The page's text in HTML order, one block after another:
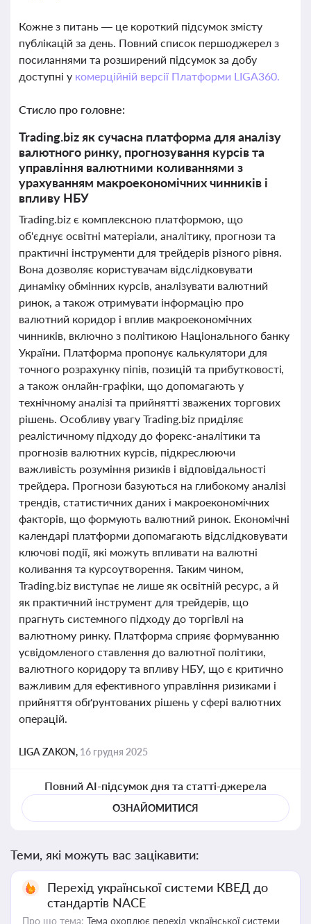
Кожне з питань — це короткий підсумок змісту
публікацій за день. Повний список першоджерел з
посиланнями та розширений підсумок за добу
доступні у комерційній версії Платформи LIGA360.
Стисло про головне:
Trading.biz як сучасна платформа для аналізу
валютного ринку, прогнозування курсів та
управління валютними коливаннями з
урахуванням макроекономічних чинників і
впливу НБУ
Trading.biz є комплексною платформою, що
об'єднує освітні матеріали, аналітику, прогнози та
практичні інструменти для трейдерів різного рівня.
Вона дозволяє користувачам відслідковувати
динаміку обмінних курсів, аналізувати валютний
ринок, а також отримувати інформацію про
валютний коридор і вплив макроекономічних
чинників, включно з політикою Національного банку
України. Платформа пропонує калькулятори для
точного розрахунку піпів, позицій та прибутковості,
а також онлайн-графіки, що допомагають у
технічному аналізі та прийнятті зважених торгових
рішень. Особливу увагу Trading.biz приділяє
реалістичному підходу до форекс-аналітики та
прогнозів валютних курсів, підкреслюючи
важливість розуміння ризиків і відповідальності
трейдера. Прогнози базуються на глибокому аналізі
трендів, статистичних даних і макроекономічних
факторів, що формують валютний ринок. Економічні
календарі платформи допомагають відслідковувати
ключові події, які можуть впливати на валютні
коливання та курсоутворення. Таким чином,
Trading.biz виступає не лише як освітній ресурс, а й
як практичний інструмент для трейдерів, що
прагнуть системного підходу до торгівлі на
валютному ринку. Платформа сприяє формуванню
усвідомленого ставлення до валютної політики,
валютного коридору та впливу НБУ, що є критично
важливим для ефективного управління ризиками і
прийняття обґрунтованих рішень у сфері валютних
операцій.
LIGA ZAKON, 16 грудня 2025
Повний AI-підсумок дня та статті-джерела
ОЗНАЙОМИТИСЯ
Теми, які можуть вас зацікавити:
Перехід української системи КВЕД до
стандартів NACE
Про що тема: Тема охоплює перехід української системи